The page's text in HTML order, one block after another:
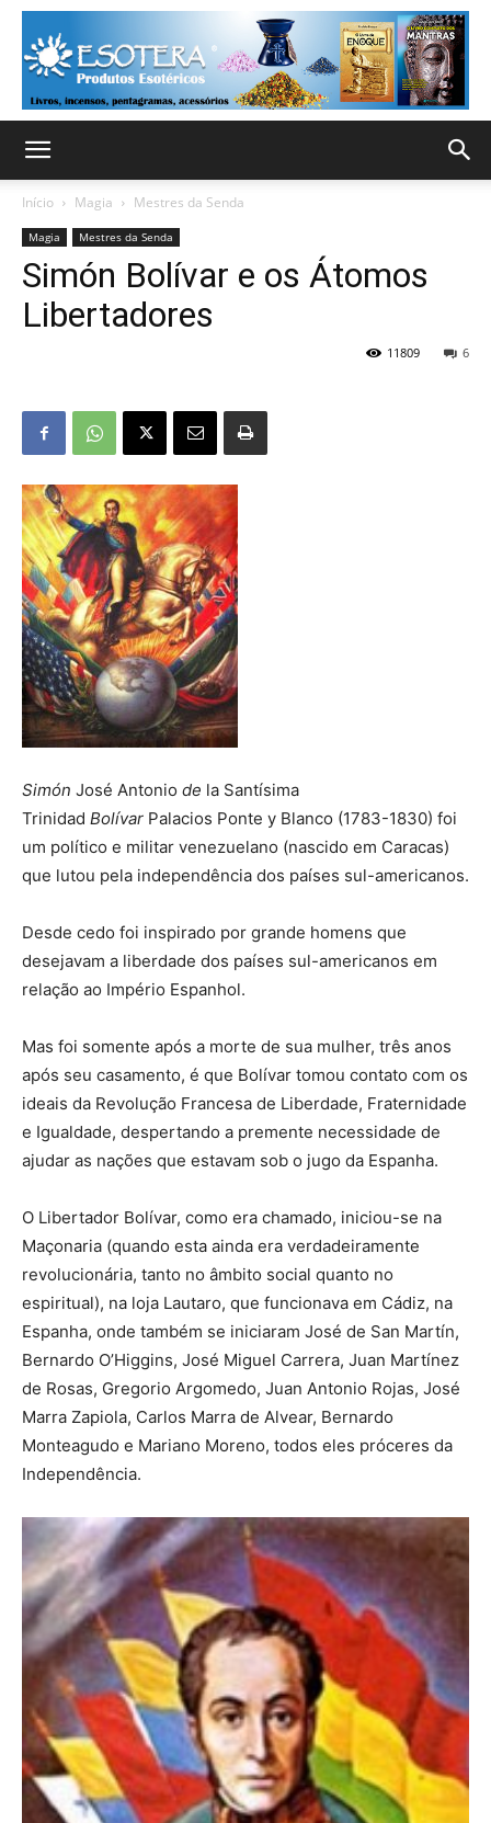
Início Magia Mestres da Senda
Magia Mestres da Senda
Simón Bolívar e os Átomos
Libertadores
6
11809
Simón José Antonio de la Santísima
Trinidad Bolívar Palacios Ponte y Blanco (1783-1830) foi
um político e militar venezuelano (nascido em Caracas)
que lutou pela independência dos países sul-americanos.
Desde cedo foi inspirado por grande homens que
desejavam a liberdade dos países sul-americanos em
relação ao Império Espanhol.
Mas foi somente após a morte de sua mulher, três anos
após seu casamento, é que Bolívar tomou contato com os
ideais da Revolução Francesa de Liberdade, Fraternidade
e Igualdade, despertando a premente necessidade de
ajudar as nações que estavam sob o jugo da Espanha.
O Libertador Bolívar, como era chamado, iniciou-se na
Maçonaria (quando esta ainda era verdadeiramente
revolucionária, tanto no âmbito social quanto no
espiritual), na loja Lautaro, que funcionava em Cádiz, na
Espanha, onde também se iniciaram José de San Martín,
Bernardo O’Higgins, José Miguel Carrera, Juan Martínez
de Rosas, Gregorio Argomedo, Juan Antonio Rojas, José
Marra Zapiola, Carlos Marra de Alvear, Bernardo
Monteagudo e Mariano Moreno, todos eles próceres da
Independência.